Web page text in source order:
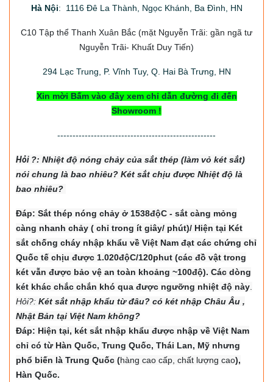
Hà Nội: 1116 Đê La Thành, Ngọc Khánh, Ba Đình, HN
C10 Tập thể Thanh Xuân Bắc (mặt Nguyễn Trãi: gần ngã tư
Nguyễn Trãi- Khuất Duy Tiến)
294Lạc Trung, P. Vĩnh Tuy, Q. Hai Bà Trưng, HN
Xin mời Bấm vào đây xem chỉ dẫn đường đi đến
Showroom !
----------------------------------------------------
Hỏi ?: Nhiệt độ nóng chảy của sắt thép (làm vỏ két sắt)
nói chung là bao nhiêu? Két sắt chịu được Nhiệt độ là
bao nhiêu?
Đáp: Sắt thép nóng chảy ở 1538độC - sắt càng mỏng
càng nhanh chảy ( chỉ trong ít giây/ phút)/ Hiện tại Két
sắt chống cháy nhập khẩu về Việt Nam đạt các chứng chỉ
Quốc tế chịu được 1.020độC/120phut (các đồ vật trong
két vẫn được bảo vệ an toàn khoảng ~100độ). Các dòng
két khác chắc chắn khó qua được ngưỡng nhiệt độ này
Hỏi?: Két sắt nhập khẩu từ đâu? có két nhập Châu Âu ,
Nhật Bản tại Việt Nam không?
Đáp: Hiện tại, két sắt nhập khẩu được nhập về Việt Nam
chỉ có từ Hàn Quốc, Trung Quốc, Thái Lan, Mỹ nhưng
phổ biến là Trung Quốc (hàng cao cấp, chất lượng cao),
Hàn Quốc.